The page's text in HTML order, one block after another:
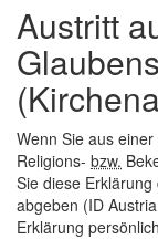
Austritt
Wenn Sie aus
Religions- bzw.
Sie diese
abgeben (ID
Erklärung